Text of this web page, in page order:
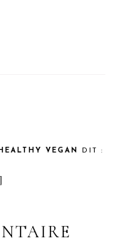
VEGAN
DIT :